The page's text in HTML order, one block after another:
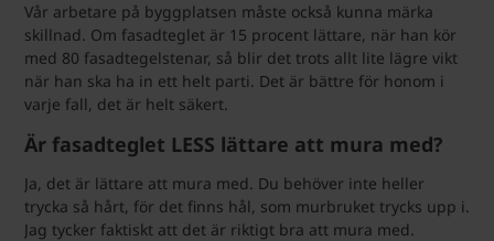
Vår arbetare på byggplatsen måste också kunna märka
skillnad. Om fasadteglet är 15 procent lättare, när han kör
med 80 fasadtegelstenar, så blir det trots allt lite lägre vikt
när han ska ha in ett helt parti. Det är bättre för honom i
varje fall, det är helt säkert.
Är fasadteglet LESS lättare att mura med?
Ja, det är lättare att mura med. Du behöver inte heller
trycka så hårt, för det finns hål, som murbruket trycks upp i.
Jag tycker faktiskt att det är riktigt bra att mura med.